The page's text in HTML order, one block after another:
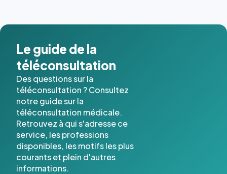
Le guide de la
téléconsultation
Des questions sur la
téléconsultation ? Consultez
notre guide sur la
téléconsultation médicale.
Retrouvez à qui s'adresse ce
service, les professions
disponibles, les motifs les plus
courants et plein d'autres
informations.